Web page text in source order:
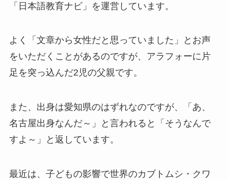
「日本語教育ナビ」を運営しています。
よく「文章から女性だと思っていました」とお声
をいただくことがあるのですが、アラフォーに片
足を突っ込んだ2児の父親です。
また、出身は愛知県のはずれなのですが、「あ、
名古屋出身なんだ～」と言われると「そうなんで
すよ～」と返しています。
最近は、子どもの影響で世界のカブトムシ・クワ